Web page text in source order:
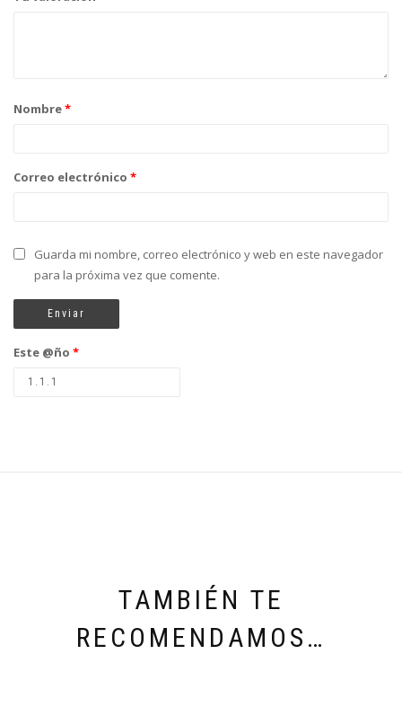
Nombre*
Correo electrónico *
Guarda mi nombre, correo electrónico y web en este navegador
para la próxima vez que comente.
Este @ño *
TAMBIÉN TE
RECOMENDAMOS…